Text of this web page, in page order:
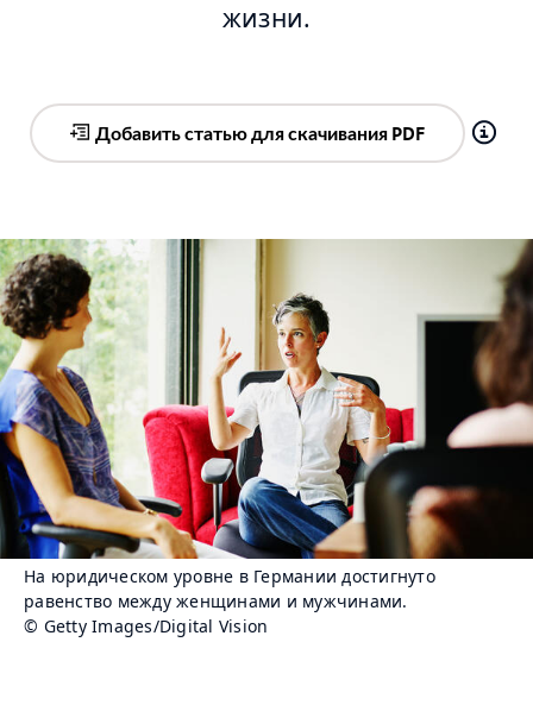
жизни.
Добавить статью для скачивания PDF
На юридическом уровне в Германии достигнуто
равенство между женщинами и мужчинами.
© Getty Images/Digital Vision